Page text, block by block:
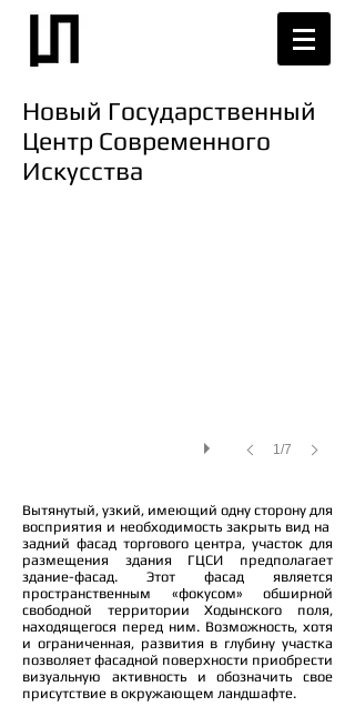
Новый Государственный
Центр Современного
Искусства
1/7
Вытянутый, узкий, имеющий одну сторону для
восприятия и необходимость закрыть вид на
задний фасад торгового центра, участок для
размещения здания ГЦСИ предполагает
здание-фасад. Этот фасад является
пространственным «фокусом» обширной
свободной территории Ходынского поля,
находящегося перед ним. Возможность, хотя
и ограниченная, развития в глубину участка
позволяет фасадной поверхности приобрести
визуальную активность и обозначить свое
присутствие в окружающем ландшафте.